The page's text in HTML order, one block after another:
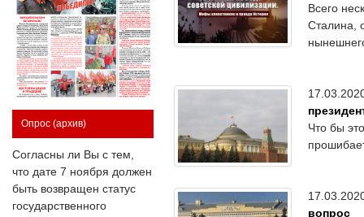
Опрос (архив)
Согласны ли Вы с тем,
что дате 7 ноября должен
быть возвращен статус
государственного
Всего
Сталина,
Что бы
вопрос